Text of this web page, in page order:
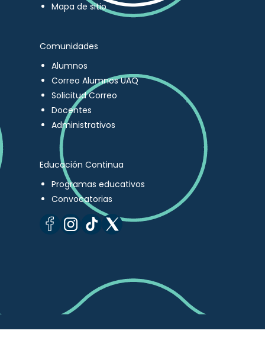
Mapa de sitio
Comunidades
Alumnos
Correo Alumnos UAQ
Solicitud Correo
Docentes
Administrativos
Educación Continua
Programas educativos
Convocatorias